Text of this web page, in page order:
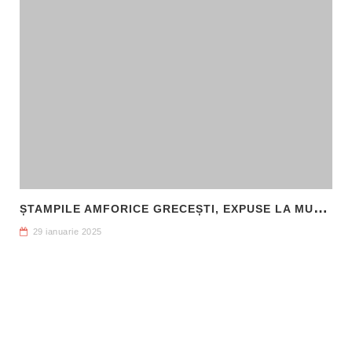
Ș
TAMPILE AMFORICE GRECEȘTI, EXPUSE LA MUZEUL DE ARHEOLOGIE CALLATIS MANGALIA
29 ianuarie 2025